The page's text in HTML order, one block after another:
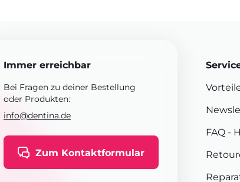
Immer erreichbar
Bei Fragen zu deiner Bestellung
oder Produkten:
info@dentina.de
Zum Kontaktformular
FAQ -